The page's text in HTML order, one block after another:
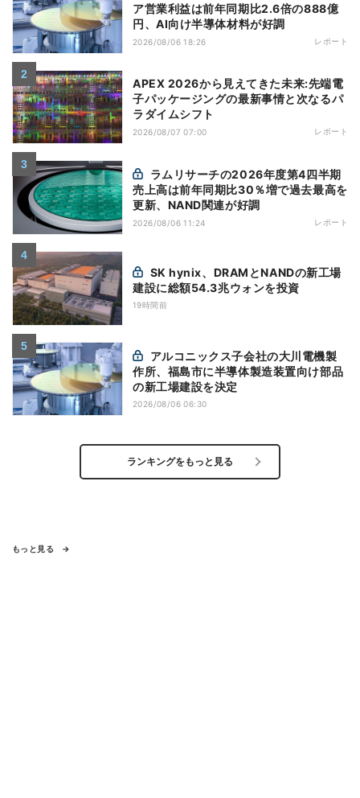
ア営業利益は前年同期比2.6倍の888億
円、AI向け半導体材料が好調
2026/08/06 18:26 レポート
APEX 2026から見えてきた未来:先端電
子パッケージングの最新事情と次なるパ
ラダイムシフト
2026/08/07 07:00 レポート
売上高は前年同期比30％増で過去最高を
更新、NAND関連が好調
2026/08/06 11:24 レポート
建設に総額54.3兆ウォンを投資
19時間前
作所、福島市に半導体製造装置向け部品
の新工場建設を決定
2026/08/06 06:30
ランキングをもっと見る
もっと見る